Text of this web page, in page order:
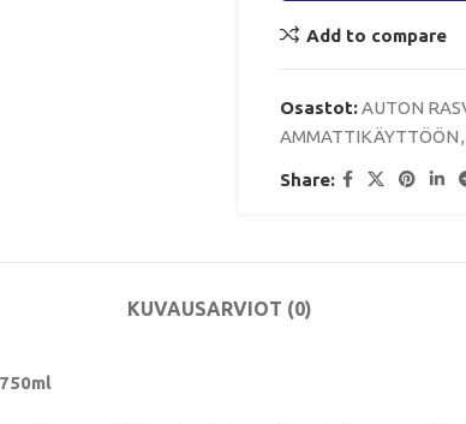
Add to compare
Osastot:AUTON
AMMATTIKÄYTTÖÖN,
Share:
KUVAUSARVIOT (0)